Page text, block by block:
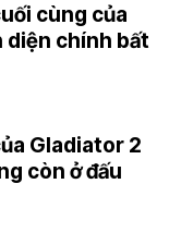
cùng của
diện chính bất
Gladiator 2
còn ở đấu